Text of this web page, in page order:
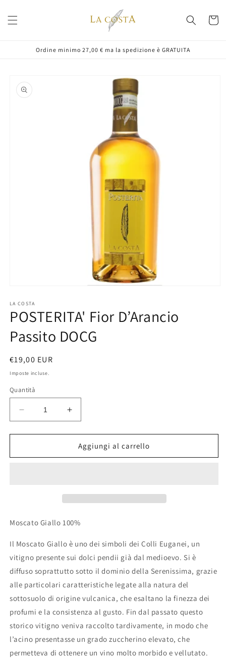
ai contenuti
Carrello
Ordine minimo 27,00 € ma la spedizione è GRATUITA
informazioni
sul prodotto
multimediali
1
in
modale
LA COSTA
POSTERITA' Fior D’Arancio
Passito DOCG
Prezzo
di
€19,00 EUR
Imposte incluse.
Quantità
Diminuisci
quantità
per
POSTERITA&#39;
Fior
Aumenta
quantità
per
POSTERITA&#39;
Fior
Aggiungi al carrello
Moscato Giallo 100%
Il Moscato Giallo è uno dei simboli dei Colli Euganei, un
vitigno presente sui dolci pendii già dal medioevo. Si è
diffuso soprattutto sotto il dominio della Serenissima, grazie
alle particolari caratteristiche legate alla natura del
sottosuolo di origine vulcanica, che esaltano la finezza dei
profumi e la consistenza al gusto. Fin dal passato questo
storico vitigno veniva raccolto tardivamente, in modoche
l’acino presentasse un grado zuccherino elevato, che
permetteva di ottenere un vino molto morbido e vellutato.